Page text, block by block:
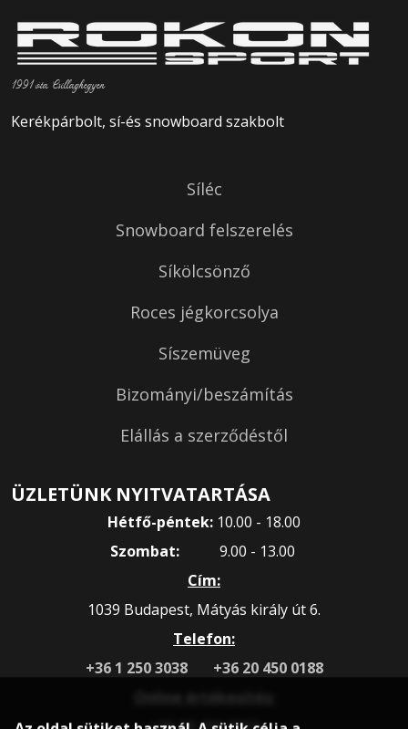
1991 óta Csillaghegyen
Kerékpárbolt, sí-és snowboard szakbolt
Síléc
Snowboard felszerelés
Síkölcsönző
Roces jégkorcsolya
Síszemüveg
Bizományi/beszámítás
Elállás a szerződéstől
ÜZLETÜNK NYITVATARTÁSA
Hétfő-péntek: 10.00 - 18.00
Szombat:
9.00 - 13.00
Cím:
1039 Budapest, Mátyás király út 6.
Telefon:
+36 1 250 3038
+36 20 450 0188